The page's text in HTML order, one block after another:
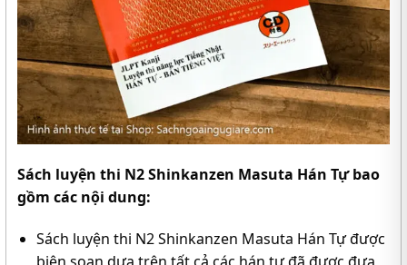
Sách luyện thi N2 Shinkanzen Masuta Hán Tự bao
gồm các nội dung:
Sách luyện thi N2 Shinkanzen Masuta Hán Tự được